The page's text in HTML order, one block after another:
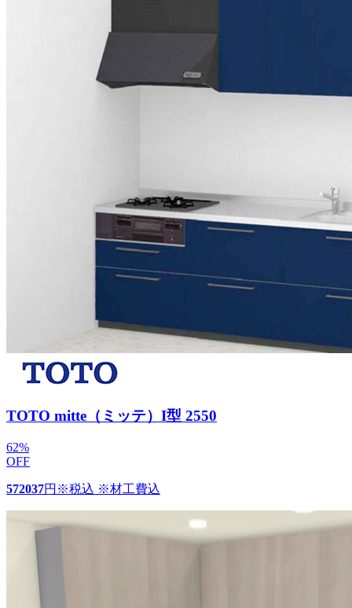
TOTO mitte（ミッテ）I型 2550
62%
OFF
572037円 ※税込 ※材工費込